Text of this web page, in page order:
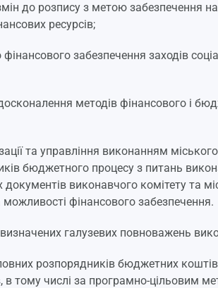
до розпису з метою забезпечення
ресурсів;
забезпечення заходів
методів фінансового і
та управління виконанням
бюджетного процесу з питань
виконавчого комітету та
фінансового забезпечення.
галузевих повноважень
розпорядників бюджетних
в тому числі за програмно-цільовим